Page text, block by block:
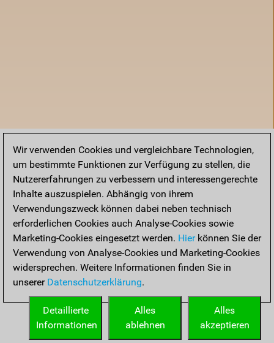
Startseite
Wir verwenden Cookies und vergleichbare Technologien,
um bestimmte Funktionen zur Verfügung zu stellen, die
Nutzererfahrungen zu verbessern und interessengerechte
Inhalte auszuspielen. Abhängig von ihrem
Verwendungszweck können dabei neben technisch
erforderlichen Cookies auch Analyse-Cookies sowie
Marketing-Cookies eingesetzt werden. Hierkönnen Sie der
Verwendung von Analyse-Cookies und Marketing-Cookies
widersprechen. Weitere Informationen finden Sie in
unserer Datenschutzerklärung.
Alles
akzeptieren
Alles
ablehnen
Detaillierte
Informationen